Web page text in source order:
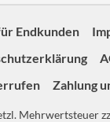
Endkunden
Zahlung
Mehrwertsteuer